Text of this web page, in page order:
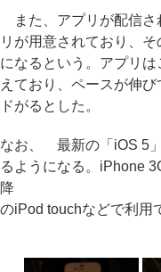
また、アプリが配信さ
リが用意されており、
になるという。アプリ
えており、ペースが伸
ドがるとした。
なお、 最新の「iOS 5
るようになる。iPhone
降
のiPod touchなどで利用